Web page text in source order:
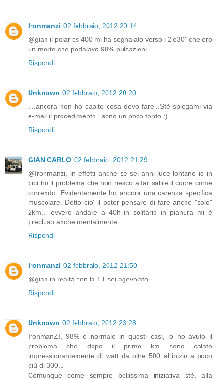
Ironmanzi 02 febbraio, 2012 20:14
@gian il polar cs 400 mi ha segnalato verso i 2'e30" che ero
un morto che pedalavo 98% pulsazioni.......
Rispondi
Unknown 02 febbraio, 2012 20:20
....ancora non ho capito cosa devo fare...Stè spiegami via
e-mail il procedimento...sono un poco tordo :)
Rispondi
GIAN CARLO 02 febbraio, 2012 21:29
@Ironmanzi, in effetti anche se sei anni luce lontano io in
bici ho il problema che non riesco a far salire il cuore come
correndo. Evidentemente ho ancora una carenza specifica
muscolare. Detto cio' il poter pensare di fare anche "solo"
2km... ovvero andare a 40h in solitario in pianura mi è
precluso anche mentalmente.
Rispondi
Ironmanzi 02 febbraio, 2012 21:50
@gian in realtà con la TT sei agevolato
Rispondi
Unknown 02 febbraio, 2012 23:28
IronmanZI, 98% è normale in questi casi, io ho avuto il
problema che dopo il primo km sono calato
impressionantemente di watt da oltre 500 all'inizio a poco
più di 300...
Comunque come sempre bellissima iniziativa stè, alla